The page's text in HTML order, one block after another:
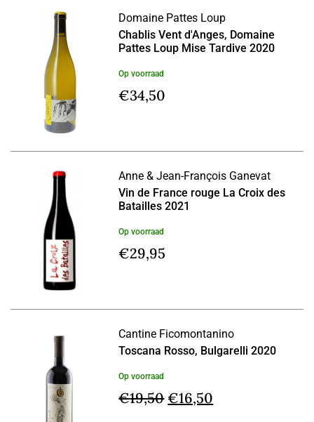
Domaine Pattes Loup
Chablis Vent d'Anges, Domaine
Pattes Loup Mise Tardive 2020
Op voorraad
€34,50
Anne & Jean-François Ganevat
Vin de France rouge La Croix des
Batailles 2021
Op voorraad
€29,95
Cantine Ficomontanino
Toscana Rosso, Bulgarelli 2020
Op voorraad
€19,50Oorspronkelijke
€16,50